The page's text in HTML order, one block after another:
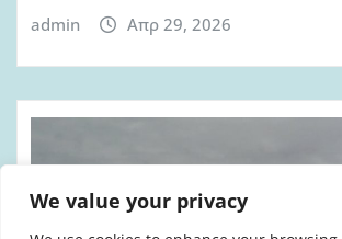
We value your privacy
admin Απρ 29, 2026